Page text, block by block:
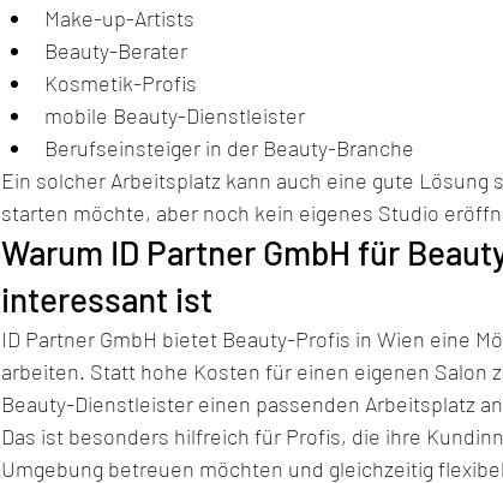
Make-up-Artists
Beauty-Berater
Kosmetik-Profis
mobile Beauty-Dienstleister
Berufseinsteiger in der Beauty-Branche
Ein solcher Arbeitsplatz kann auch eine gute Lösung
starten möchte, aber noch kein eigenes Studio
Warum ID Partner GmbH für
interessant ist
ID Partner GmbH bietet Beauty-Profis in Wien eine
arbeiten. Statt hohe Kosten für einen eigenen Salon
Beauty-Dienstleister einen passenden Arbeitsplatz
Das ist besonders hilfreich für Profis, die ihre
Umgebung betreuen möchten und gleichzeitig